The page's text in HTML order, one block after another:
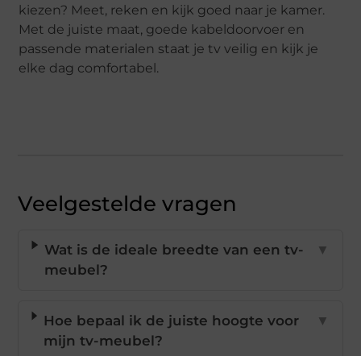
kiezen? Meet, reken en kijk goed naar je kamer.
Met de juiste maat, goede kabeldoorvoer en
passende materialen staat je tv veilig en kijk je
elke dag comfortabel.
Veelgestelde vragen
Wat is de ideale breedte van een tv-
meubel?
▼
Hoe bepaal ik de juiste hoogte voor
mijn tv-meubel?
▼